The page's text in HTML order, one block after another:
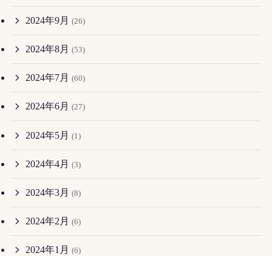
2024年9月 (26)
2024年8月 (53)
2024年7月 (60)
2024年6月 (27)
2024年5月 (1)
2024年4月 (3)
2024年3月 (8)
2024年2月 (6)
2024年1月 (6)